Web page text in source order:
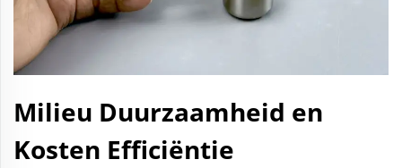
Milieu Duurzaamheid en
Kosten Efficiëntie